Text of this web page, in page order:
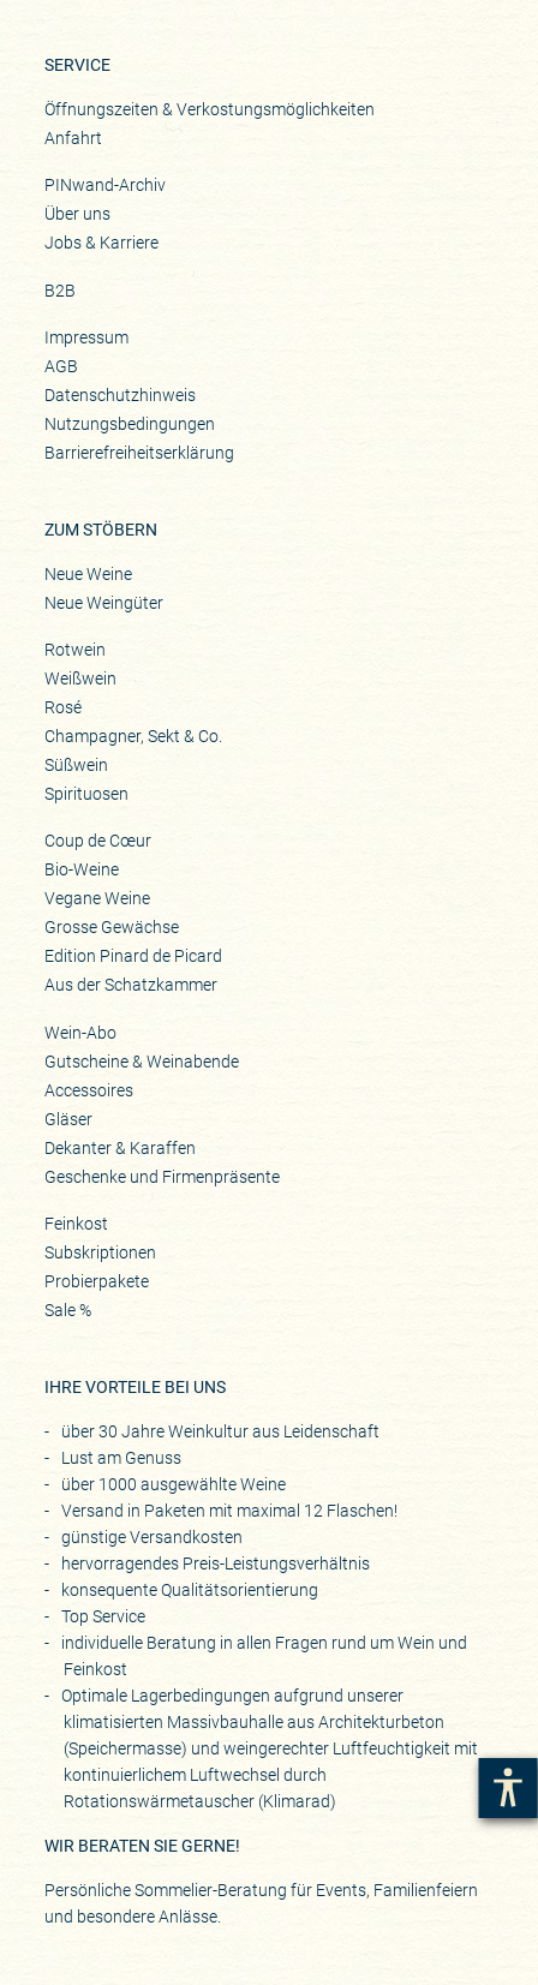
SERVICE
Öffnungszeiten & Verkostungsmöglichkeiten
Anfahrt
PINwand-Archiv
Über uns
Jobs & Karriere
B2B
Impressum
AGB
Datenschutzhinweis
Nutzungsbedingungen
Barrierefreiheitserklärung
ZUM STÖBERN
Neue Weine
Neue Weingüter
Rotwein
Weißwein
Rosé
Champagner, Sekt & Co.
Süßwein
Spirituosen
Coup de Cœur
Bio-Weine
Vegane Weine
Grosse Gewächse
Edition Pinard de Picard
Aus der Schatzkammer
Wein-Abo
Gutscheine & Weinabende
Accessoires
Gläser
Dekanter & Karaffen
Geschenke und Firmenpräsente
Feinkost
Subskriptionen
Probierpakete
Sale %
IHRE VORTEILE BEI UNS
über 30 Jahre Weinkultur aus Leidenschaft
Lust am Genuss
über 1000 ausgewählte Weine
Versand in Paketen mit maximal 12 Flaschen!
günstige Versandkosten
hervorragendes Preis-Leistungsverhältnis
konsequente Qualitätsorientierung
Top Service
individuelle Beratung in allen Fragen rund um Wein und
Feinkost
Optimale Lagerbedingungen aufgrund unserer
klimatisierten Massivbauhalle aus Architekturbeton
(Speichermasse) und weingerechter Luftfeuchtigkeit mit
kontinuierlichem Luftwechsel durch
Rotationswärmetauscher (Klimarad)
WIR BERATEN SIE GERNE!
Persönliche Sommelier-Beratung für Events, Familienfeiern
und besondere Anlässe.